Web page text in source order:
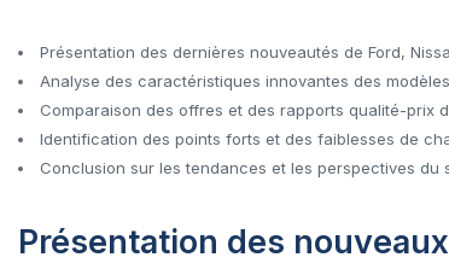
Présentation des dernières nouveautés de Ford,
Analyse des caractéristiques innovantes des
Comparaison des offres et des rapports qualité-prix
Identification des points forts et des faiblesses de
Conclusion sur les tendances et les perspectives du
Présentation des